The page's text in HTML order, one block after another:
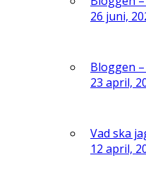
26 juni,
Bloggen
23 april,
Vad ska
12 april,